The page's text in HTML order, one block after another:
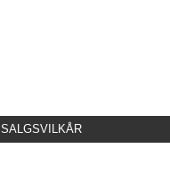
SALGSVILKÅR